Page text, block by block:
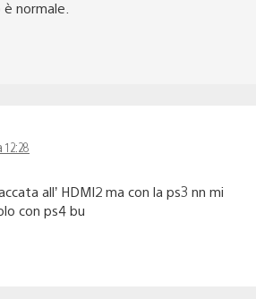
normale.
all’ HDMI2 ma con la ps3 nn mi
con ps4 bu